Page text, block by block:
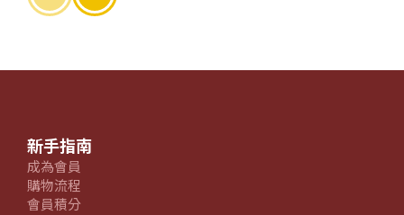
新手指南
成為會員
購物流程
會員積分